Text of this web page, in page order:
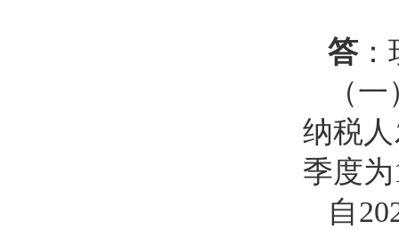
答：
（
纳税
季度
自